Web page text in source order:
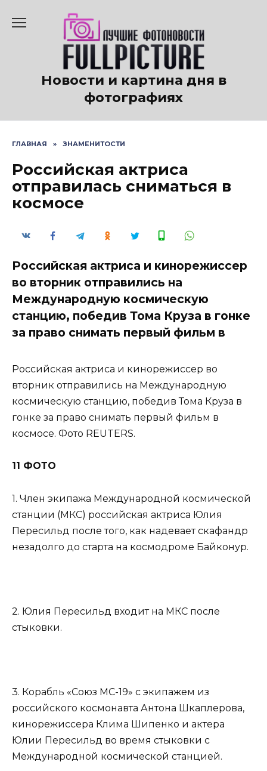
содержанию
Новости и картина дня в
фотографиях
ГЛАВНАЯ » ЗНАМЕНИТОСТИ
Российская актриса
отправилась сниматься в
космосе
Российская актриса и кинорежиссер
во вторник отправились на
Международную космическую
станцию, победив Тома Круза в гонке
за право снимать первый фильм в
Российская актриса и кинорежиссер во
вторник отправились на Международную
космическую станцию, победив Тома Круза в
гонке за право снимать первый фильм в
космосе. Фото REUTERS.
11 ФОТО
1. Член экипажа Международной космической
станции (МКС) российская актриса Юлия
Пересильд после того, как надевает скафандр
незадолго до старта на космодроме Байконур.
2. Юлия Пересильд входит на МКС после
стыковки.
3. Корабль «Союз МС-19» с экипажем из
российского космонавта Антона Шкаплерова,
кинорежиссера Клима Шипенко и актера
Юлии Пересильд во время стыковки с
Международной космической станцией.